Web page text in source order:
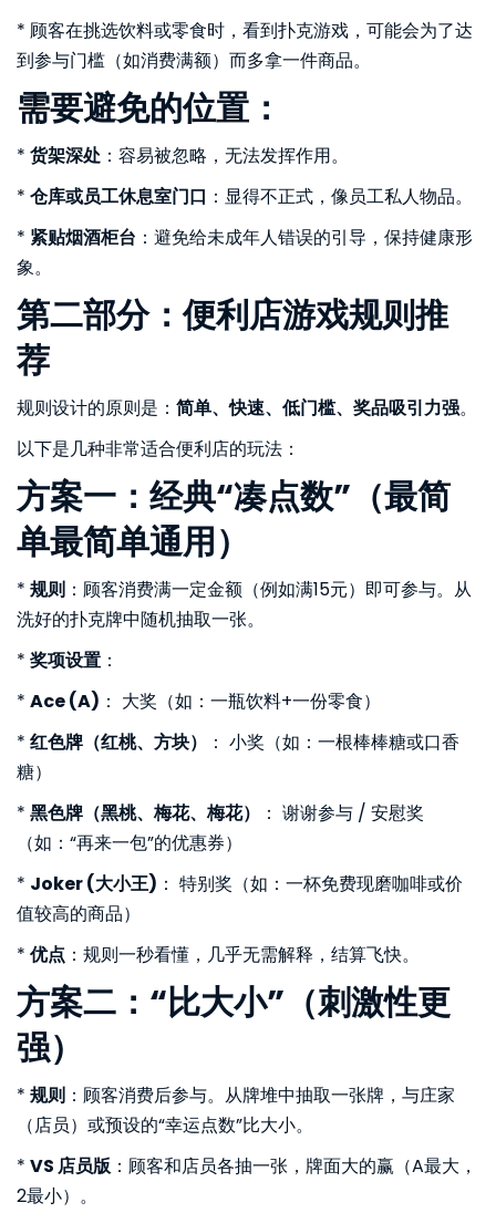
* 顾客在挑选饮料或零食时，看到扑克游戏，可能会为了达
到参与门槛（如消费满额）而多拿一件商品。
需要避免的位置：
* 货架深处 ：容易被忽略，无法发挥作用。
* 仓库或员工休息室门口 ：显得不正式，像员工私人物品。
* 紧贴烟酒柜台 ：避免给未成年人错误的引导，保持健康形
象。
第二部分：便利店游戏规则推
荐
规则设计的原则是： 简单、快速、低门槛、奖品吸引力强。
以下是几种非常适合便利店的玩法：
方案一：经典“凑点数”（最简
单最简单通用）
* 规则 ：顾客消费满一定金额（例如满15元）即可参与。从
洗好的扑克牌中随机抽取一张。
* 奖项设置 ：
* Ace (A) ： 大奖（如：一瓶饮料+一份零食）
* 红色牌（红桃、方块）
： 小奖（如：一根棒棒糖或口香
糖）
* 黑色牌（黑桃、梅花、梅花）
： 谢谢参与 / 安慰奖
（如：“再来一包”的优惠券）
* Joker (大小王) ： 特别奖（如：一杯免费现磨咖啡或价
值较高的商品）
* 优点 ：规则一秒看懂，几乎无需解释，结算飞快。
方案二：“比大小”（刺激性更
强）
* 规则 ：顾客消费后参与。从牌堆中抽取一张牌，与庄家
（店员）或预设的“幸运点数”比大小。
* VS 店员版：顾客和店员各抽一张，牌面大的赢（A最大，
2最小）。